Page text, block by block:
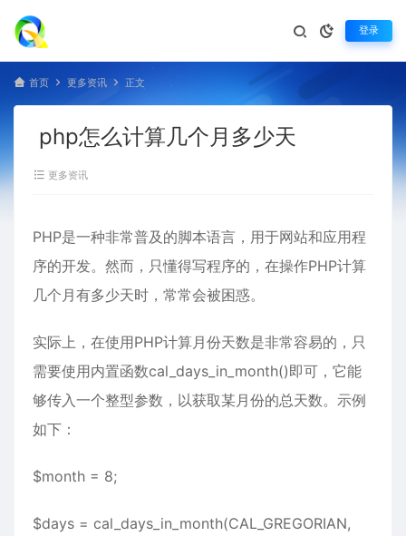
登录
首页 更多资讯 正文
php怎么计算几个月多少天
更多资讯
PHP是一种非常普及的脚本语言，用于网站和应用程
序的开发。然而，只懂得写程序的，在操作PHP计算
几个月有多少天时，常常会被困惑。
实际上，在使用PHP计算月份天数是非常容易的，只
需要使用内置函数cal_days_in_month()即可，它能
够传入一个整型参数，以获取某月份的总天数。示例
如下：
$month = 8;
$days = cal_days_in_month(CAL_GREGORIAN,